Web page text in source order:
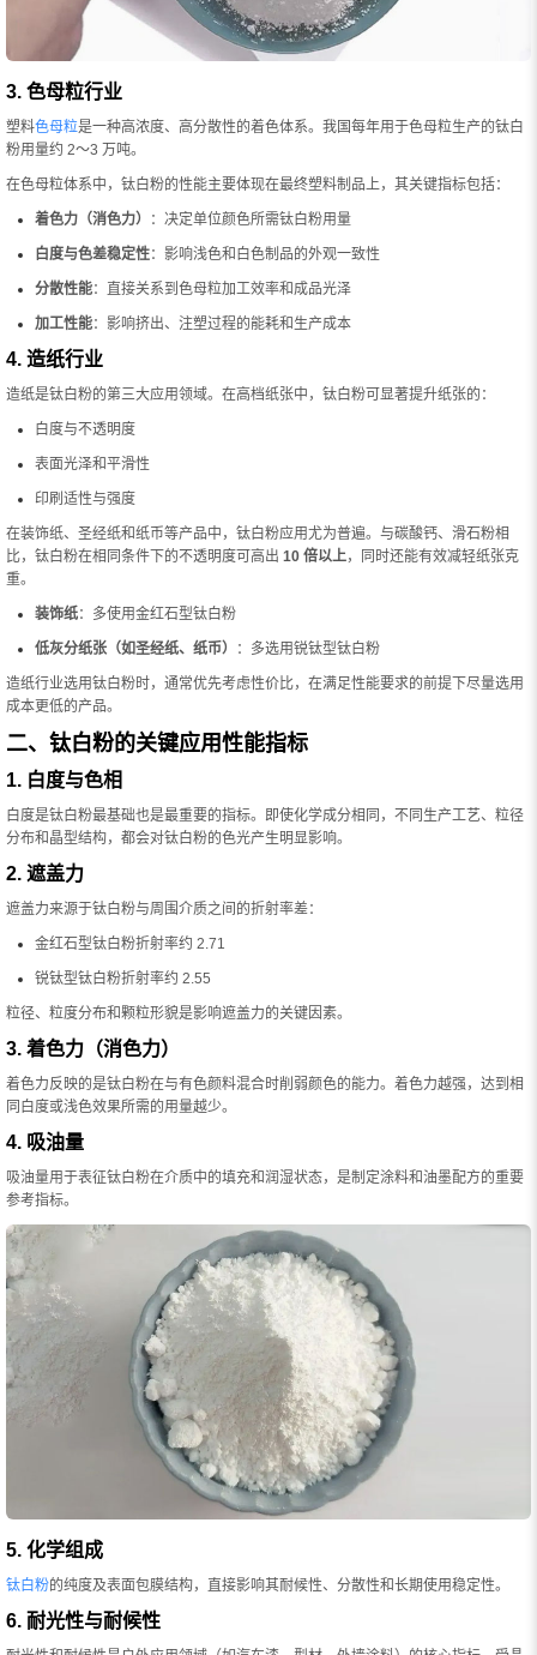
3. 色母粒行业
塑料色母粒是一种高浓度、高分散性的着色体系。我国每年用于色母粒生产的钛白
粉用量约 2～3 万吨。
在色母粒体系中，钛白粉的性能主要体现在最终塑料制品上，其关键指标包括：
着色力（消色力） ：决定单位颜色所需钛白粉用量
白度与色差稳定性：影响浅色和白色制品的外观一致性
分散性能：直接关系到色母粒加工效率和成品光泽
加工性能：影响挤出、注塑过程的能耗和生产成本
4. 造纸行业
造纸是钛白粉的第三大应用领域。在高档纸张中，钛白粉可显著提升纸张的：
白度与不透明度
表面光泽和平滑性
印刷适性与强度
在装饰纸、圣经纸和纸币等产品中，钛白粉应用尤为普遍。与碳酸钙、滑石粉相
比，钛白粉在相同条件下的不透明度可高出 10 倍以上，同时还能有效减轻纸张克
重。
装饰纸：多使用金红石型钛白粉
低灰分纸张（如圣经纸、纸币） ：多选用锐钛型钛白粉
造纸行业选用钛白粉时，通常优先考虑性价比，在满足性能要求的前提下尽量选用
成本更低的产品。
二、钛白粉的关键应用性能指标
1. 白度与色相
白度是钛白粉最基础也是最重要的指标。即使化学成分相同，不同生产工艺、粒径
分布和晶型结构，都会对钛白粉的色光产生明显影响。
2. 遮盖力
遮盖力来源于钛白粉与周围介质之间的折射率差：
金红石型钛白粉折射率约 2.71
锐钛型钛白粉折射率约 2.55
粒径、粒度分布和颗粒形貌是影响遮盖力的关键因素。
3. 着色力（消色力）
着色力反映的是钛白粉在与有色颜料混合时削弱颜色的能力。着色力越强，达到相
同白度或浅色效果所需的用量越少。
4. 吸油量
吸油量用于表征钛白粉在介质中的填充和润湿状态，是制定涂料和油墨配方的重要
参考指标。
5. 化学组成
钛白粉的纯度及表面包膜结构，直接影响其耐候性、分散性和长期使用稳定性。
6. 耐光性与耐候性